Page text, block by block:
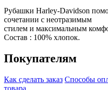
Рубашки Harley-Davidson
сочетании с неотразимым
стилем и максимальным
Состав : 100% хлопок.
Покупателям
Как сделать заказ Способы